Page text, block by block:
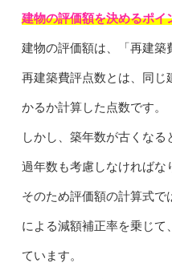
建物の評価額を決めるポイ
建物の評価額は、「再建築
再建築費評点数とは、同じ
かるか計算した点数です。
しかし、築年数が古くな
過年数も考慮しなければな
そのため評価額の計算式で
による減額補正率を乗じて
ています。